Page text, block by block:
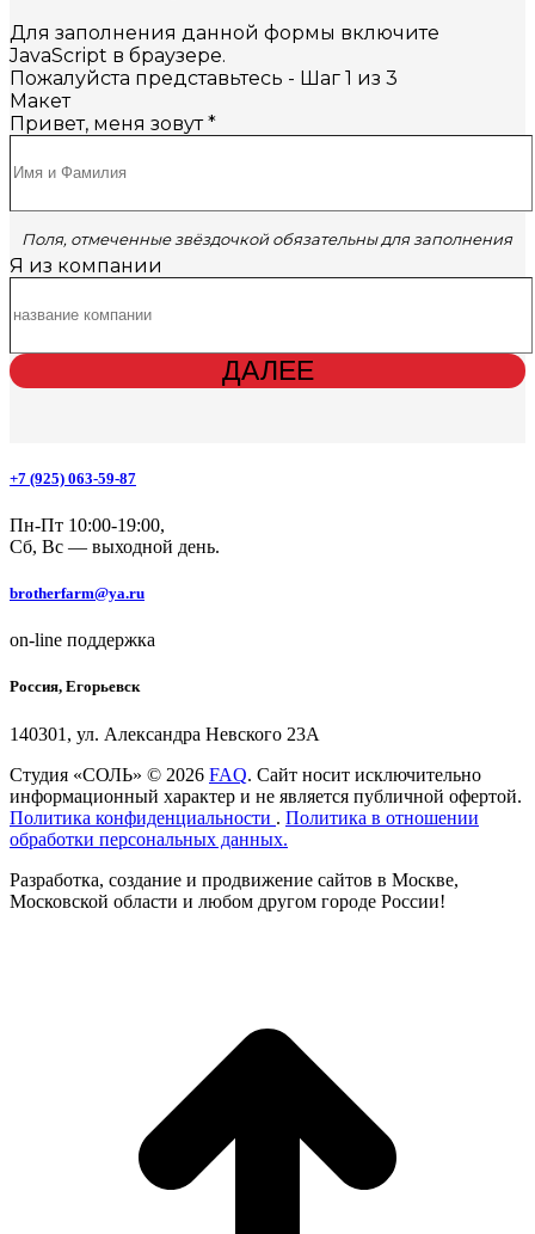
Для заполнения данной формы включите
JavaScript в браузере.
Пожалуйста представьтесь - Шаг 1 из 3
Макет
Привет, меня зовут*
Поля, отмеченные звёздочкой обязательны для заполнения
Я из компании
ДАЛЕЕ
+7 (925) 063-59-87
Пн-Пт 10:00-19:00,
Сб, Вс — выходной день.
brotherfarm@ya.ru
on-line поддержка
Россия, Егорьевск
140301, ул. Александра Невского 23А
Студия «СОЛЬ» © 2026 FAQ. Сайт носит исключительно
информационный характер и не является публичной офертой.
Политика конфиденциальности . Политика в отношении
обработки персональных данных.
Разработка, создание и продвижение сайтов в Москве,
Московской области и любом другом городе России!